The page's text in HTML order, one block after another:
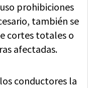
prohibiciones
también se
cortes totales o
afectadas.
conductores la